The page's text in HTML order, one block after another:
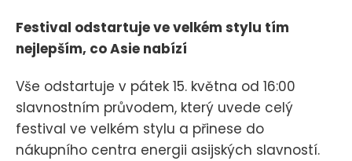
Festival odstartuje ve velkém stylu tím
nejlepším, co Asie nabízí
Vše odstartuje v pátek 15. května od 16:00
slavnostním průvodem, který uvede celý
festival ve velkém stylu a přinese do
nákupního centra energii asijských slavností.